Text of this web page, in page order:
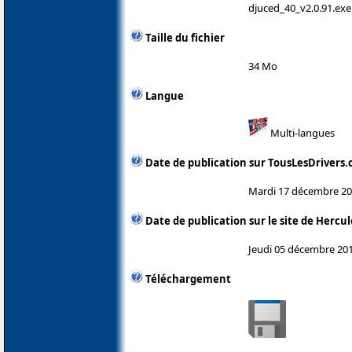
djuced_40_v2.0.91.exe
Taille du fichier
34 Mo
Langue
Multi-langues
Date de publication sur
Mardi 17 décembre
Date de publication sur le site de
Jeudi 05 décembre
Téléchargement